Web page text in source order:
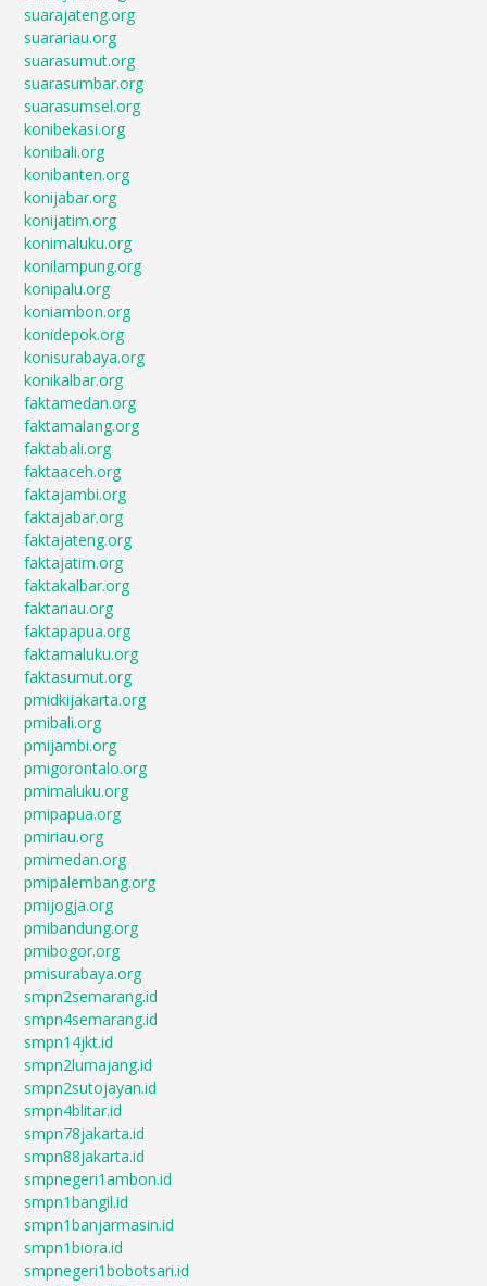
suarajateng.org
suarariau.org
suarasumut.org
suarasumbar.org
suarasumsel.org
konibekasi.org
konibali.org
konibanten.org
konijabar.org
konijatim.org
konimaluku.org
konilampung.org
konipalu.org
koniambon.org
konidepok.org
konisurabaya.org
konikalbar.org
faktamedan.org
faktamalang.org
faktabali.org
faktaaceh.org
faktajambi.org
faktajabar.org
faktajateng.org
faktajatim.org
faktakalbar.org
faktariau.org
faktapapua.org
faktamaluku.org
faktasumut.org
pmidkijakarta.org
pmibali.org
pmijambi.org
pmigorontalo.org
pmimaluku.org
pmipapua.org
pmiriau.org
pmimedan.org
pmipalembang.org
pmijogja.org
pmibandung.org
pmibogor.org
pmisurabaya.org
smpn2semarang.id
smpn4semarang.id
smpn14jkt.id
smpn2lumajang.id
smpn2sutojayan.id
smpn4blitar.id
smpn78jakarta.id
smpn88jakarta.id
smpnegeri1ambon.id
smpn1bangil.id
smpn1banjarmasin.id
smpn1biora.id
smpnegeri1bobotsari.id